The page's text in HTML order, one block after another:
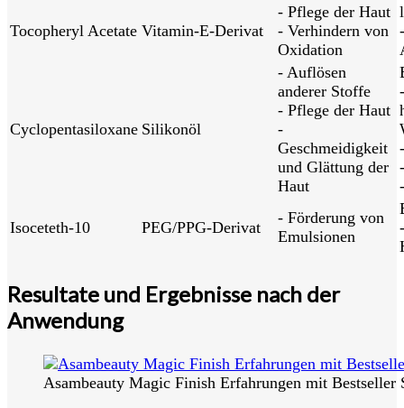
Tocopheryl Acetate Vitamin-E-Derivat
- Pflege der Haut
- Verhindern von
Oxidation
Cyclopentasiloxane Silikonöl
- Auflösen
anderer Stoffe
- Pflege der Haut
-
Geschmeidigkeit
und Glättung der
Haut
Isoceteth-10 PEG/PPG-Derivat
- Förderung von
Emulsionen
Resultate und Ergebnisse nach der
Anwendung
Asambeauty Magic Finish Erfahrungen mit Bestseller